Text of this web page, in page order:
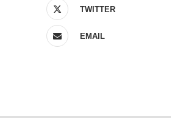
TWITTER
EMAIL